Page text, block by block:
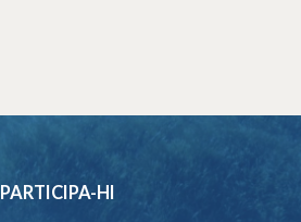
PARTICIPA-HI